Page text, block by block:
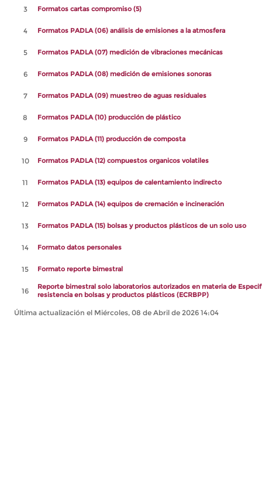
3 Formatos cartas compromiso (5)
4 Formatos PADLA (06) análisis de emisiones a la atmosfera
5 Formatos PADLA (07) medición de vibraciones mecánicas
6 Formatos PADLA (08) medición de emisiones sonoras
7 Formatos PADLA (09) muestreo de aguas residuales
8 Formatos PADLA (10) producción de plástico
9 Formatos PADLA (11) producción de composta
10 Formatos PADLA (12) compuestos organicos volatiles
11 Formatos PADLA (13) equipos de calentamiento indirecto
12 Formatos PADLA (14) equipos de cremación e incineración
13 Formatos PADLA (15) bolsas y productos plásticos de un solo uso
14 Formato datos personales
15 Formato reporte bimestral
16
Reporte bimestral solo laboratorios autorizados en materia de
resistencia en bolsas y productos plásticos (ECRBPP)
Última actualización el Miércoles, 08 de Abril de 2026 14:04